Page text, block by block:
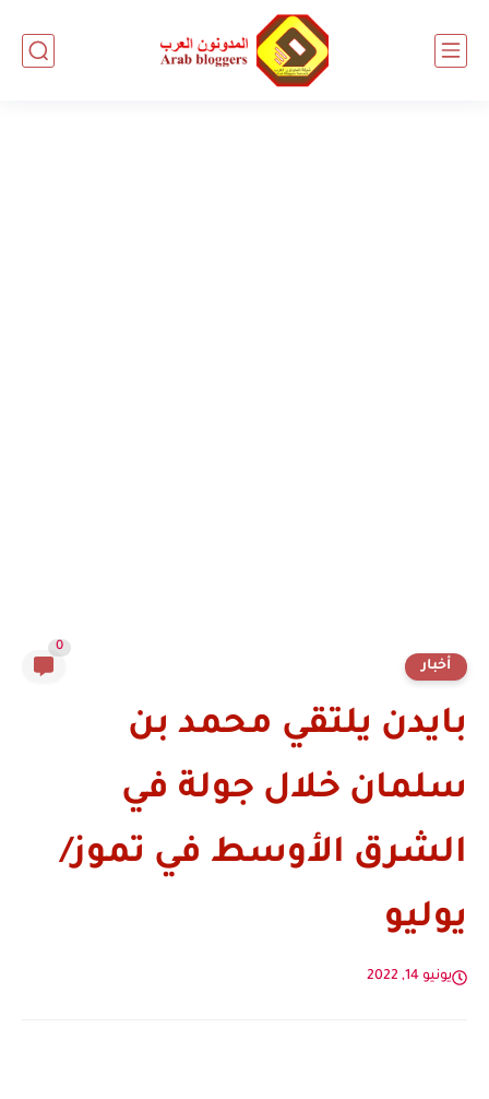
أخبار
0
بايدن يلتقي محمد بن
سلمان خلال جولة في
الشرق الأوسط في تموز/
يوليو
يونيو 14, 2022